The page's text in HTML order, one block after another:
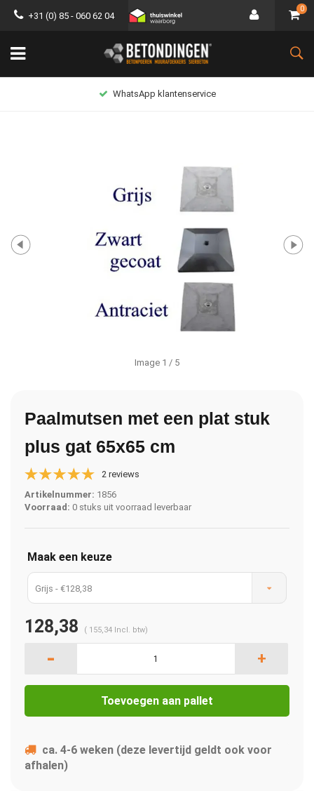
+31 (0) 85 - 060 62 04
0
WhatsApp klantenservice
Image 1 / 5
Paalmutsen met een plat stuk
plus gat 65x65 cm
2 reviews
Artikelnummer: 1856
Voorraad: 0 stuks uit voorraad leverbaar
Maak een keuze
Grijs - €128,38
128,38 ( 155,34 Incl. btw)
- +
Toevoegen aan pallet
ca. 4-6 weken (deze levertijd geldt ook voor
afhalen)